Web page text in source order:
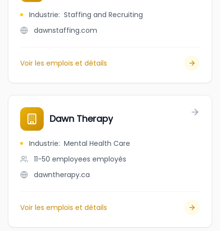
Industrie: Staffing and Recruiting
dawnstaffing.com
Voir les emplois et détails
Dawn Therapy
Industrie: Mental Health Care
11-50 employees employés
dawntherapy.ca
Voir les emplois et détails